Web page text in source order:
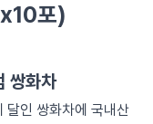
포)
쌍화차
달인 쌍화차에 국내산